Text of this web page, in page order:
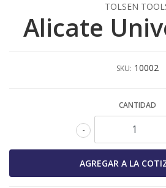
TOLSEN
Alicate
SKU: 10002
CANTIDAD
-